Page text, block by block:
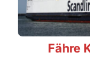
Fähre